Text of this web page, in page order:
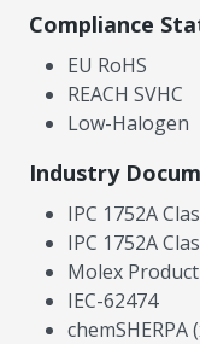
Compliance
EU RoHS
REACH SVHC
Low-Halogen
Industry
IPC 1752A
IPC 1752A
Molex
IEC-62474
chemSHERPA